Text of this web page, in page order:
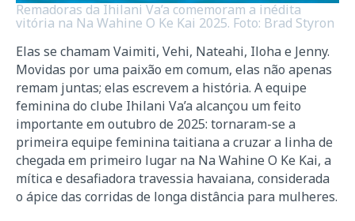
Remadoras da Ihilani Va’a comemoram a inédita
vitória na Na Wahine O Ke Kai 2025. Foto: Brad Styron
Elas se chamam Vaimiti, Vehi, Nateahi, Iloha e Jenny.
Movidas por uma paixão em comum, elas não apenas
remam juntas; elas escrevem a história. A equipe
feminina do clube Ihilani Va’a alcançou um feito
importante em outubro de 2025: tornaram-se a
primeira equipe feminina taitiana a cruzar a linha de
chegada em primeiro lugar na Na Wahine O Ke Kai, a
mítica e desafiadora travessia havaiana, considerada
o ápice das corridas de longa distância para mulheres.